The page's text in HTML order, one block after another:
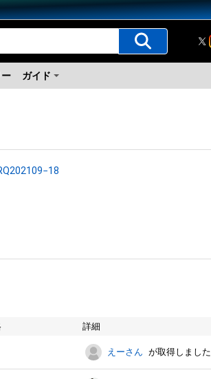
ガイド
詳細
えーさん が取得しました